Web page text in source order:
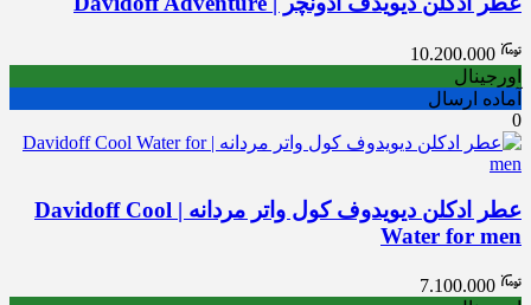
10.200.000
اورجینال
آماده ارسال
0
عطر ادکلن دیویدوف کول واتر مردانه | Davidoff Cool
Water for men
7.100.000